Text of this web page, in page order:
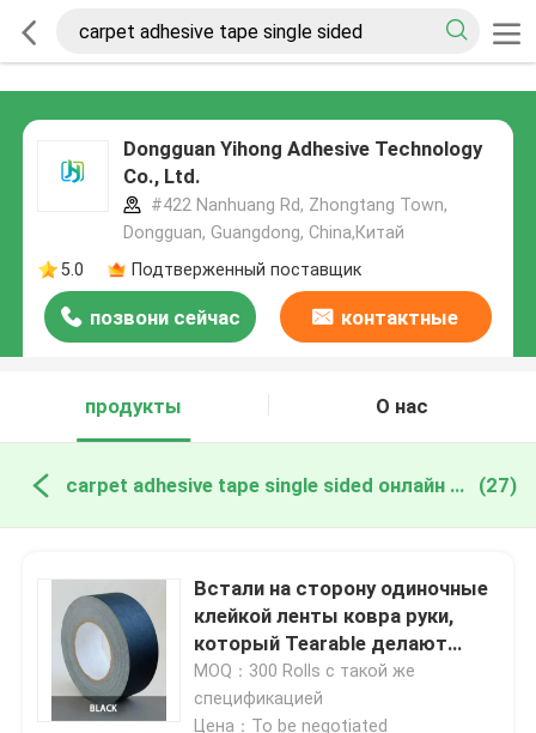
Dongguan Yihong Adhesive Technology
Co., Ltd.
#422 Nanhuang Rd, Zhongtang Town,
Dongguan, Guangdong, China,Китай
5.0
Подтверженный поставщик
позвони сейчас контактные
продукты
О нас
carpet adhesive tape single sided онлайн производство (27)
Встали на сторону одиночные
клейкой ленты ковра руки,
который Tearable делают
сверхмощное водостойким
MOQ：300 Rolls с такой же
спецификацией
Цена：To be negotiated